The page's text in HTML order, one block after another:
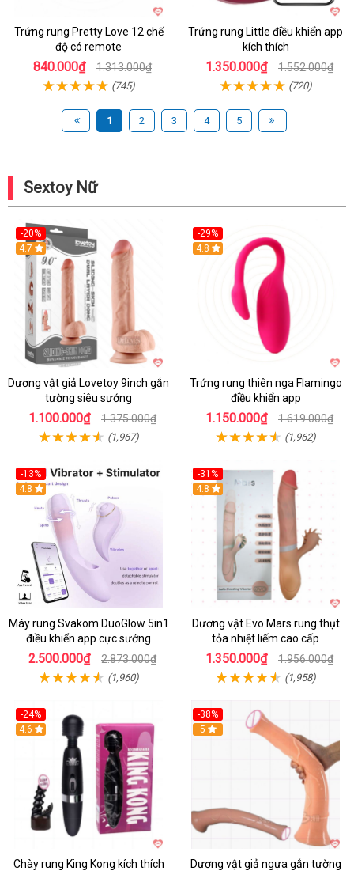
Trứng rung Pretty Love 12 chế
độ có remote
840.000₫ 1.313.000₫
(745)
Trứng rung Little điều khiển app
kích thích
1.350.000₫ 1.552.000₫
(720)
1 2 3 4 5
Sextoy Nữ
-20%
Hot
4.7
Dương vật giả Lovetoy 9inch gắn
tường siêu sướng
1.100.000₫ 1.375.000₫
(1,967)
-29%
Hot
4.8
Trứng rung thiên nga Flamingo
điều khiển app
1.150.000₫ 1.619.000₫
(1,962)
-13%
4.8
Máy rung Svakom DuoGlow 5in1
điều khiển app cực sướng
2.500.000₫ 2.873.000₫
(1,960)
-31%
4.8
Dương vật Evo Mars rung thụt
tỏa nhiệt liếm cao cấp
1.350.000₫ 1.956.000₫
(1,958)
-24%
4.6
Chày rung King Kong kích thích
-38%
Hot
5
Dương vật giả ngựa gắn tường